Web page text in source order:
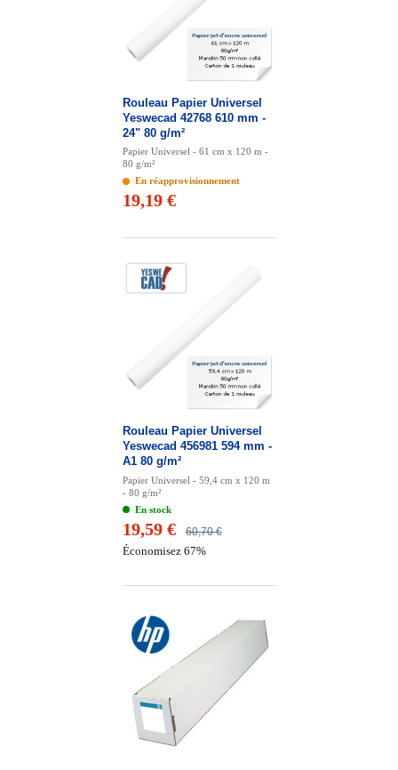
Rouleau Papier Universel
Yeswecad 42768 610 mm -
24" 80 g/m²
Papier Universel - 61 cm x 120 m -
80 g/m²
En réapprovisionnement
19,19 €
Rouleau Papier Universel
Yeswecad 456981 594 mm -
A1 80 g/m²
Papier Universel - 59,4 cm x 120 m
- 80 g/m²
En stock
60,70 €
19,59 €
Économisez 67%